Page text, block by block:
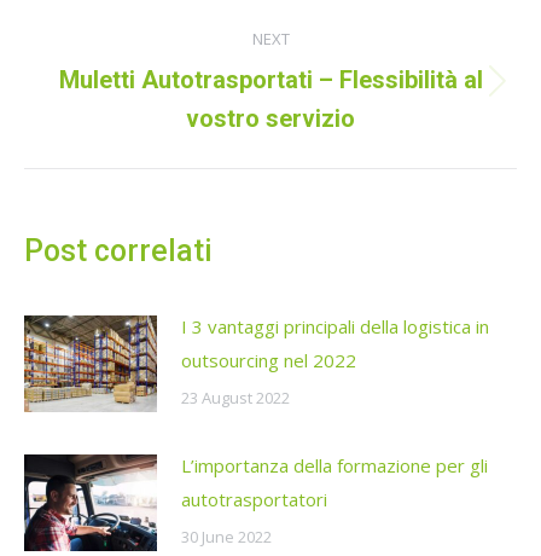
NEXT
Next
post:
Muletti Autotrasportati – Flessibilità al
vostro servizio
Post correlati
I 3 vantaggi principali della logistica in
outsourcing nel 2022
23 August 2022
L’importanza della formazione per gli
autotrasportatori
30 June 2022